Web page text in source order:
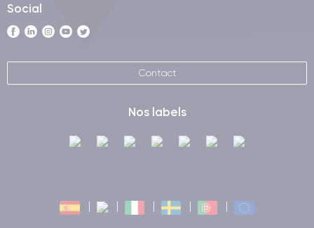
Social
Contact
Nos labels